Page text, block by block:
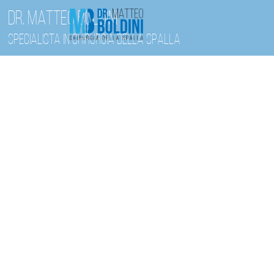
DR. MATTEO BOLDINI
SPECIALISTA IN CHIRURGIA DELLA SPALLA